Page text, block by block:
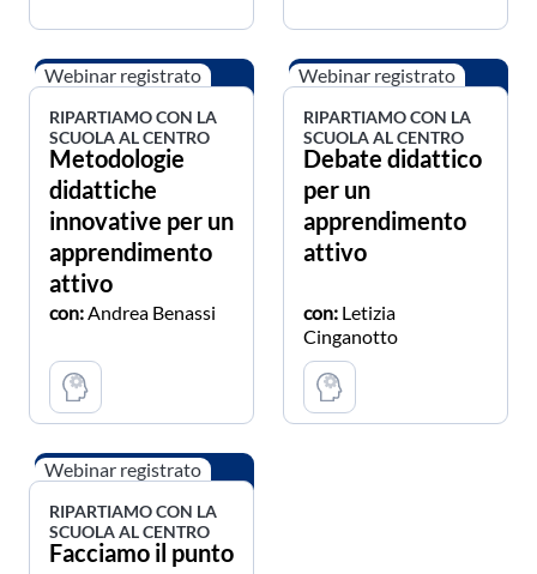
Webinar registrato
RIPARTIAMO CON LA
SCUOLA AL CENTRO
Metodologie
didattiche
innovative per un
apprendimento
attivo
con: Andrea Benassi
Webinar registrato
RIPARTIAMO CON LA
SCUOLA AL CENTRO
Debate didattico
per un
apprendimento
attivo
con: Letizia
Cinganotto
Webinar registrato
RIPARTIAMO CON LA
SCUOLA AL CENTRO
Facciamo il punto